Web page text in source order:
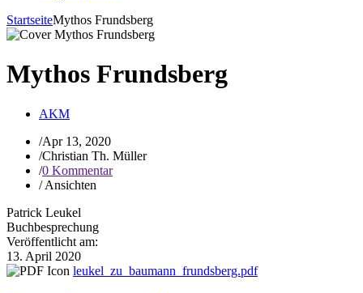
StartseiteMythos Frundsberg
Mythos Frundsberg
AKM
/Apr 13, 2020
/Christian Th. Müller
/0 Kommentar
/Ansichten
Patrick Leukel
Buchbesprechung
Veröffentlicht am:
13. April 2020
leukel_zu_baumann_frundsberg.pdf